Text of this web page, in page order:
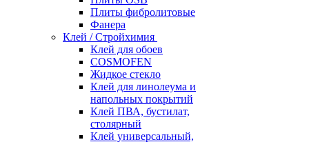
Плиты фибролитовые
Фанера
Клей / Стройхимия
Клей для обоев
COSMOFEN
Жидкое стекло
Клей для линолеума и
напольных покрытий
Клей ПВА, бустилат,
столярный
Клей универсальный,